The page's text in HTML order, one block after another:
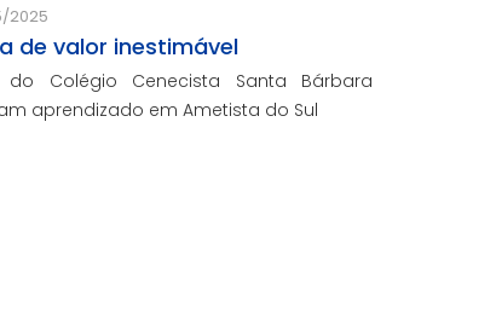
2025
de valor inestimável
do Colégio Cenecista Santa Bárbara
aprendizado em Ametista do Sul